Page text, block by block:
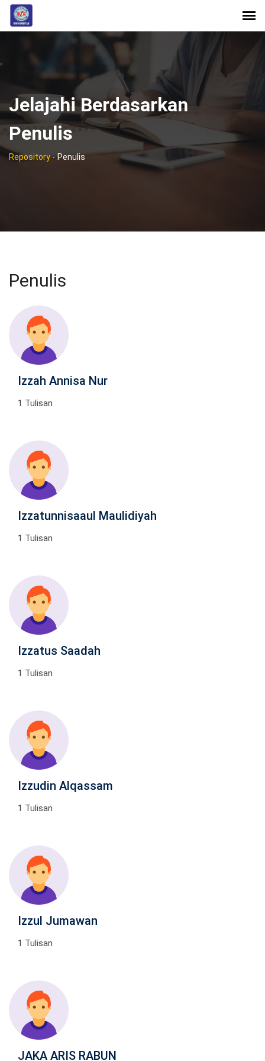
Jelajahi Berdasarkan
Penulis
Repository- Penulis
Penulis
Izzah Annisa Nur
1 Tulisan
Izzatunnisaaul Maulidiyah
1 Tulisan
Izzatus Saadah
1 Tulisan
Izzudin Alqassam
1 Tulisan
Izzul Jumawan
1 Tulisan
JAKA ARIS RABUN